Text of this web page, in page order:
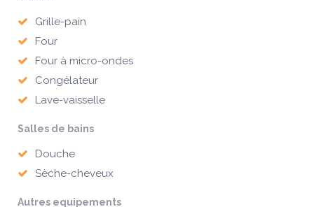
Grille-pain
Four
Four à micro-ondes
Congélateur
Lave-vaisselle
Salles de bains
Douche
Sèche-cheveux
Autres equipements